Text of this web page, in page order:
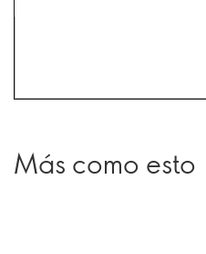
Más como esto